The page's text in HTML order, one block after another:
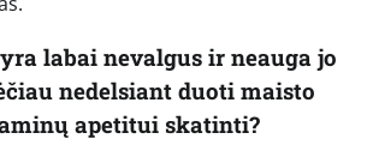
labai nevalgus ir neauga jo
nedelsiant duoti maisto
apetitui skatinti?